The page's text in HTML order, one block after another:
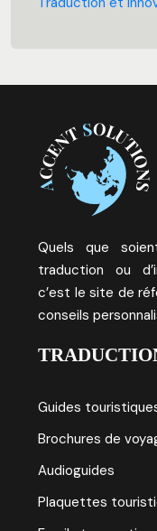
Quels que
traduction ou
c’est le site de
conseils
Guides
Brochures de
Audioguides
Plaquettes